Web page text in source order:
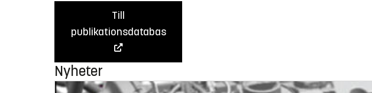
Till
publikationsdatabas
Nyheter